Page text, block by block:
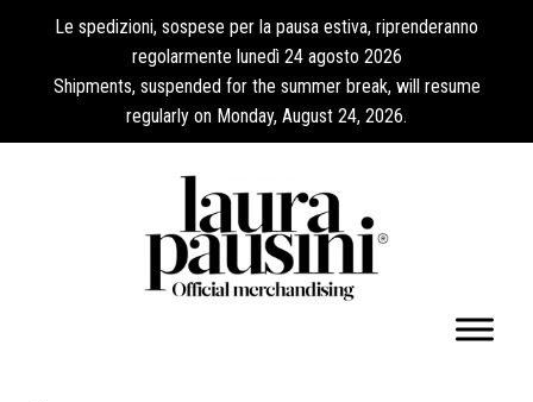
Le spedizioni, sospese per la pausa estiva, riprenderanno
regolarmente lunedì 24 agosto 2026
Shipments, suspended for the summer break, will resume
regularly on Monday, August 24, 2026.